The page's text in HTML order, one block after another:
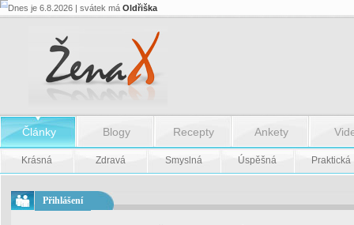
Dnes je 6.8.2026 | svátek má Oldřiška
Články Blogy Recepty Ankety
Krásná Zdravá Smyslná Úspěšná Praktická
Přihlášení